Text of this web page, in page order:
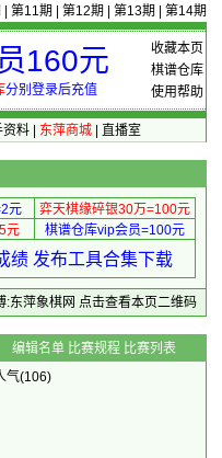
第11期 第12期 第13期 第14期
收藏本页
棋谱仓库
使用帮助
160元
分别登录后充值
资料| 东萍商城| 直播室
元
弈天棋缘碎银30万=100元
元 棋谱仓库vip会员=100元
绩 发布工具合集下载
:东萍象棋网 点击查看本页二维码
编辑名单 比赛规程 比赛列表
气(106)